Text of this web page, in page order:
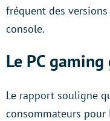
fréquent des
console.
Le PC
Le rapport souligne
consommateurs pour